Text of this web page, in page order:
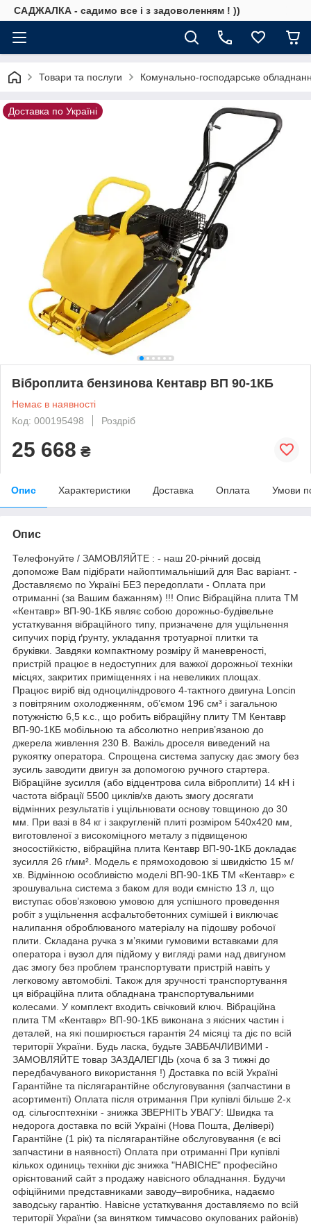
САДЖАЛКА - садимо все і з задоволенням ! ))
Товари та послуги Комунально-господарське
Доставка по Україні
Віброплита бензинова Кентавр ВП 90-1КБ
Немає в наявності
Код: 000195498
Роздріб
25 668 ₴
Опис Характеристики Доставка Оплата Умови
Опис
Телефонуйте / ЗАМОВЛЯЙТЕ : - наш 20-річний досвід
допоможе Вам підібрати найоптимальніший для Вас варіант. -
Доставляємо по Україні БЕЗ передоплати - Оплата при
отриманні (за Вашим бажанням) !!! Опис Вібраційна плита ТМ
«Кентавр» ВП-90-1КБ являє собою дорожньо-будівельне
устаткування вібраційного типу, призначене для ущільнення
сипучих порід ґрунту, укладання тротуарної плитки та
бруківки. Завдяки компактному розміру й маневреності,
пристрій працює в недоступних для важкої дорожньої техніки
місцях, закритих приміщеннях і на невеликих площах.
Працює виріб від одноциліндрового 4-тактного двигуна Loncin
з повітряним охолодженням, об’ємом 196 см³ і загальною
потужністю 6,5 к.с., що робить вібраційну плиту ТМ Кентавр
ВП-90-1КБ мобільною та абсолютно неприв’язаною до
джерела живлення 230 В. Важіль дроселя виведений на
рукоятку оператора. Спрощена система запуску дає змогу без
зусиль заводити двигун за допомогою ручного стартера.
Вібраційне зусилля (або відцентрова сила віброплити) 14 кН і
частота вібрації 5500 циклів/хв дають змогу досягати
відмінних результатів і ущільнювати основу товщиною до 30
мм. При вазі в 84 кг і закругленій плиті розміром 540x420 мм,
виготовленої з високоміцного металу з підвищеною
зносостійкістю, вібраційна плита Кентавр ВП-90-1КБ докладає
зусилля 26 г/мм². Модель є прямоходовою зі швидкістю 15 м/
хв. Відмінною особливістю моделі ВП-90-1КБ ТМ «Кентавр» є
зрошувальна система з баком для води ємністю 13 л, що
виступає обов’язковою умовою для успішного проведення
робіт з ущільнення асфальтобетонних сумішей і виключає
налипання оброблюваного матеріалу на підошву робочої
плити. Складана ручка з м’якими гумовими вставками для
оператора і вузол для підйому у вигляді рами над двигуном
дає змогу без проблем транспортувати пристрій навіть у
легковому автомобілі. Також для зручності транспортування
ця вібраційна плита обладнана транспортувальними
колесами. У комплект входить свічковий ключ. Вібраційна
плита ТМ «Кентавр» ВП-90-1КБ виконана з якісних частин і
деталей, на які поширюється гарантія 24 місяці та діє по всій
території України. Будь ласка, будьте ЗАВБАЧЛИВИМИ -
ЗАМОВЛЯЙТЕ товар ЗАЗДАЛЕГІДЬ (хоча б за 3 тижні до
передбачуваного використання !) Доставка по всій Україні
Гарантійне та післягарантійне обслуговування (запчастини в
асортименті) Оплата після отримання При купівлі більше 2-х
од. сільгосптехніки - знижка ЗВЕРНІТЬ УВАГУ: Швидка та
недорога доставка по всій Україні (Нова Пошта, Делівері)
Гарантійне (1 рік) та післягарантійне обслуговування (є всі
запчастини в наявності) Оплата при отриманні При купівлі
кількох одиниць техніки діє знижка "НАВІСНЕ" професійно
орієнтований сайт з продажу навісного обладнання. Будучи
офіційними представниками заводу–виробника, надаємо
заводську гарантію. Навісне устаткування доставляємо по всій
території України (за винятком тимчасово окупованих районів)